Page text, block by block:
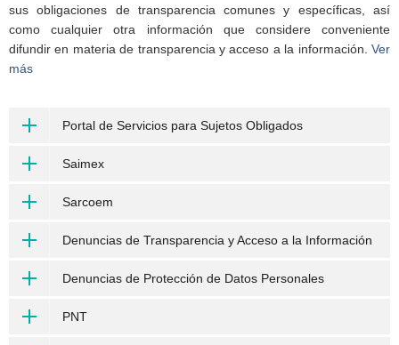
sus obligaciones de transparencia comunes y específicas, así
como cualquier otra información que considere conveniente
difundir en materia de transparencia y acceso a la información. Ver
más
Portal de Servicios para Sujetos Obligados
Saimex
Sarcoem
Denuncias de Transparencia y Acceso a la Información
Denuncias de Protección de Datos Personales
PNT